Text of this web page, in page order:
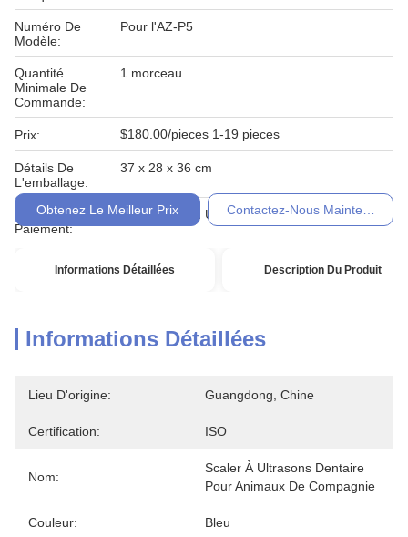
Numéro De
Modèle:
Pour l'AZ-P5
Quantité
Minimale De
Commande:
1 morceau
Prix: $180.00/pieces 1-19 pieces
Détails De
L'emballage:
37 x 28 x 36 cm
Conditions De
Paiement:
T / T, Western Union, Moneygram
Obtenez Le Meilleur Prix Contactez-Nous Maintenant
Informations Détaillées Description Du Produit
Informations Détaillées
Lieu D'origine: Guangdong, Chine
Certification: ISO
Nom:
Scaler À Ultrasons Dentaire
Pour Animaux De Compagnie
Couleur: Bleu